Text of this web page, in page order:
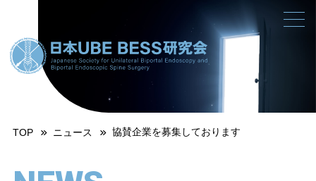
TOP ニュース 協賛企業を募集しております